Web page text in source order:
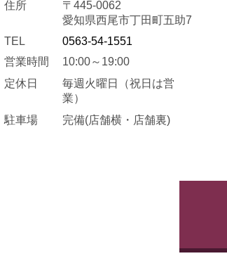
住所
〒445-0062
愛知県西尾市丁田町五助7
TEL
0563-54-1551
営業時間
10:00～19:00
定休日
毎週火曜日
（祝日は営
業）
駐車場
完備(店舗横・店舗裏)